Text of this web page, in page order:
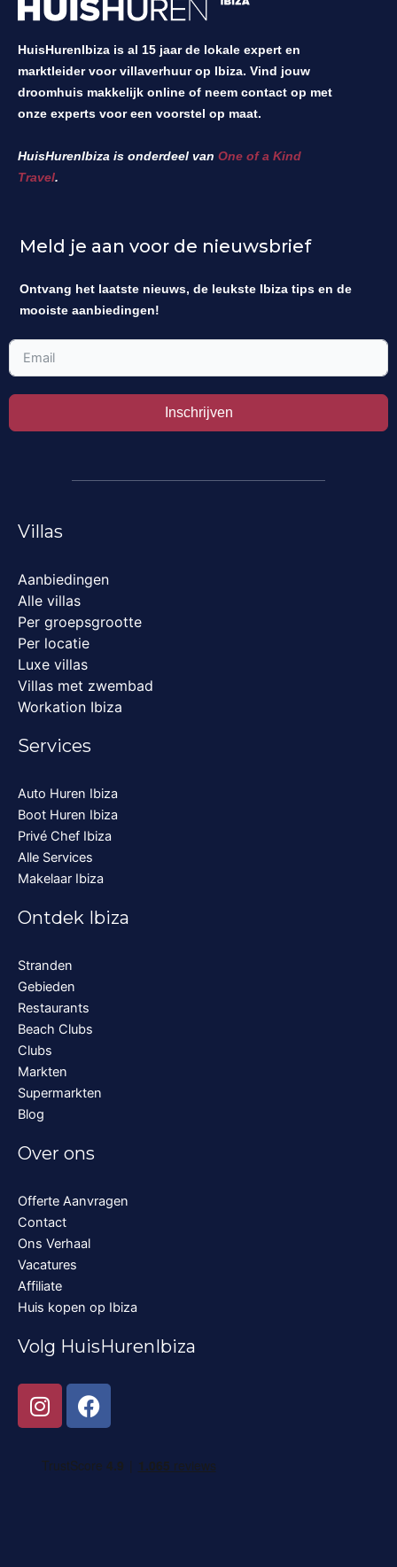
HuisHurenIbiza is al 15 jaar de lokale expert en
marktleider voor villaverhuur op Ibiza. Vind jouw
droomhuis makkelijk online of neem contact op met
onze experts voor een voorstel op maat.
HuisHurenIbiza is onderdeel van One of a Kind
Travel.
Meld je aan voor de nieuwsbrief
Ontvang het laatste nieuws, de leukste Ibiza tips en de
mooiste aanbiedingen!
Inschrijven
Villas
Aanbiedingen
Alle villas
Per groepsgrootte
Per locatie
Luxe villas
Villas met zwembad
Workation Ibiza
Services
Auto Huren Ibiza
Boot Huren Ibiza
Privé Chef Ibiza
Alle Services
Makelaar Ibiza
Ontdek Ibiza
Stranden
Gebieden
Restaurants
Beach Clubs
Clubs
Markten
Supermarkten
Blog
Over ons
Offerte Aanvragen
Contact
Ons Verhaal
Vacatures
Affiliate
Huis kopen op Ibiza
Volg HuisHurenIbiza
I
n
t
F
a
e